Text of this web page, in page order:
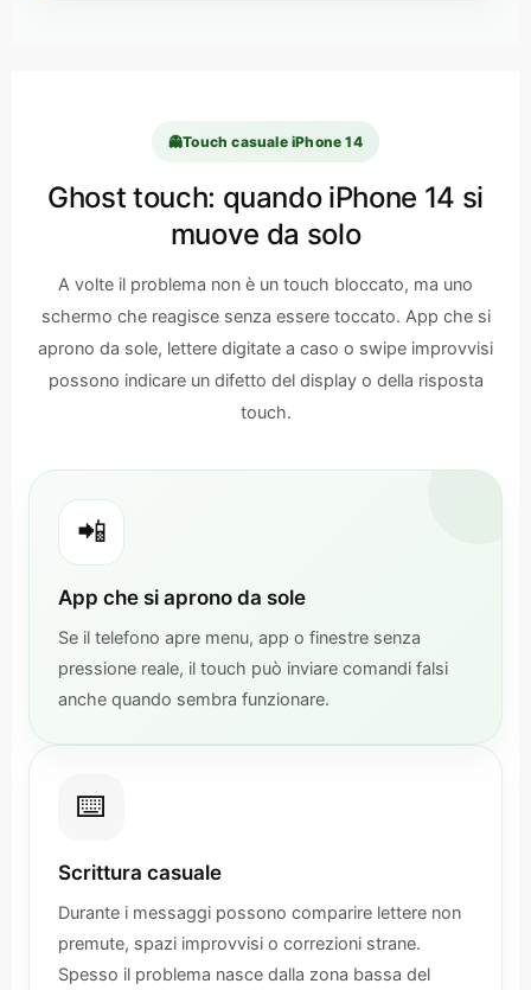
👻Touch casuale iPhone 14
Ghost touch: quando iPhone 14 si
muove da solo
A volte il problema non è un touch bloccato, ma uno
schermo che reagisce senza essere toccato. App che si
aprono da sole, lettere digitate a caso o swipe improvvisi
possono indicare un difetto del display o della risposta
touch.
📲
App che si aprono da sole
Se il telefono apre menu, app o finestre senza
pressione reale, il touch può inviare comandi falsi
anche quando sembra funzionare.
⌨️
Scrittura casuale
Durante i messaggi possono comparire lettere non
premute, spazi improvvisi o correzioni strane.
Spesso il problema nasce dalla zona bassa del